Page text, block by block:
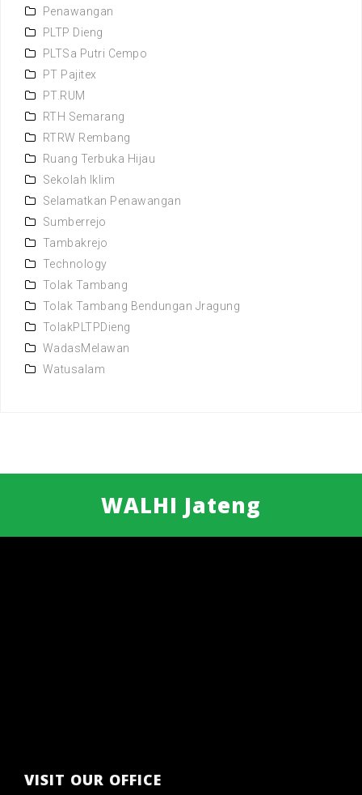
Penawangan
PLTP Dieng
PLTSa Putri Cempo
PT Pajitex
PT.RUM
RTH Semarang
RTRW Rembang
Ruang Terbuka Hijau
Sekolah Iklim
Selamatkan Penawangan
Sumberrejo
Tambakrejo
Technology
Tolak Tambang
Tolak Tambang Bendungan Jragung
TolakPLTPDieng
WadasMelawan
Watusalam
WALHI Jateng
VISIT OUR OFFICE